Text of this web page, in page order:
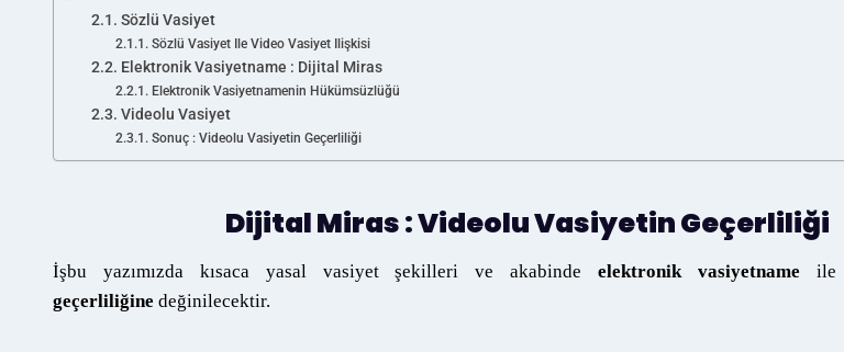
Sözlü Vasiyet
Sözlü Vasiyet Ile Video Vasiyet Ilişkisi
Elektronik Vasiyetname : Dijital Miras
Elektronik Vasiyetnamenin Hükümsüzlüğü
Videolu Vasiyet
Sonuç : Videolu Vasiyetin Geçerliliği
Dijital Miras : Videolu Vasiyetin Geçerliliği
İşbu yazımızda kısaca yasal vasiyet şekilleri ve akabinde elektronik vasiyetname ile
geçerliliğine değinilecektir.